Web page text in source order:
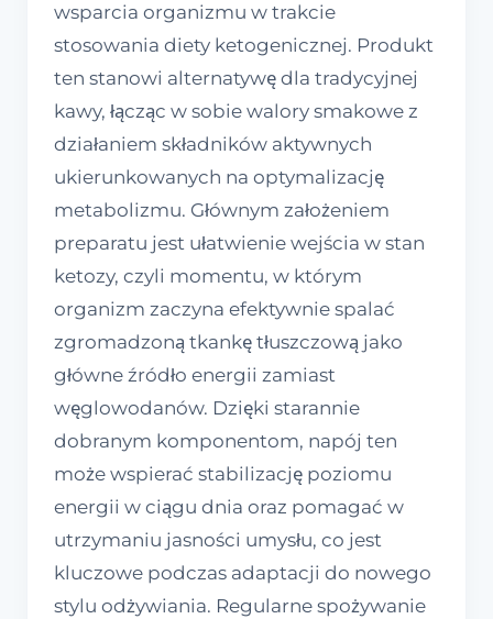
wsparcia organizmu w trakcie
stosowania diety ketogenicznej. Produkt
ten stanowi alternatywę dla tradycyjnej
kawy, łącząc w sobie walory smakowe z
działaniem składników aktywnych
ukierunkowanych na optymalizację
metabolizmu. Głównym założeniem
preparatu jest ułatwienie wejścia w stan
ketozy, czyli momentu, w którym
organizm zaczyna efektywnie spalać
zgromadzoną tkankę tłuszczową jako
główne źródło energii zamiast
węglowodanów. Dzięki starannie
dobranym komponentom, napój ten
może wspierać stabilizację poziomu
energii w ciągu dnia oraz pomagać w
utrzymaniu jasności umysłu, co jest
kluczowe podczas adaptacji do nowego
stylu odżywiania. Regularne spożywanie